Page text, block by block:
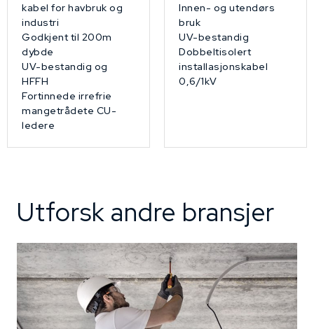
kabel for havbruk og
industri
Godkjent til 200m
dybde
UV-bestandig og
HFFH
Fortinnede irrefrie
mangetrådete CU-
ledere
Innen- og utendørs
bruk
UV-bestandig
Dobbeltisolert
installasjonskabel
0,6/1kV
Utforsk andre bransjer